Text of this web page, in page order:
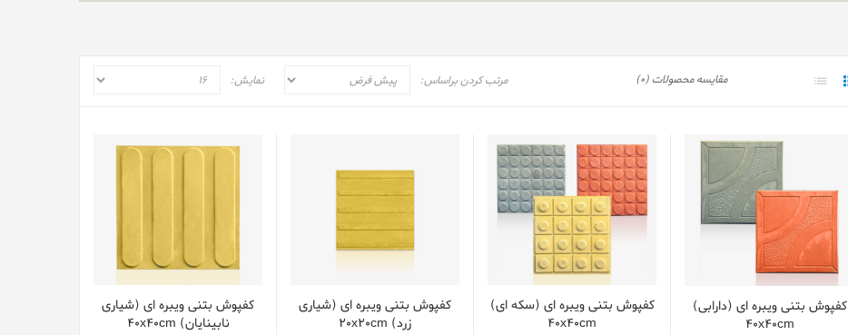
مقایسه محصولات (0) مرتب کردن براساس: نمایش:
کفپوش بتنی ویبره ای (دارابی)
40x40cm
کفپوش بتنی ویبره ای (سکه ای)
40x40cm
کفپوش بتنی ویبره ای (شیاری
زرد) 20x20cm
کفپوش بتنی ویبره ای (شیاری
نابینایان) 40x40cm